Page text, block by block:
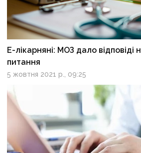
Е-лікарняні: МОЗ дало відповіді
питання
5 жовтня 2021 р., 09:25